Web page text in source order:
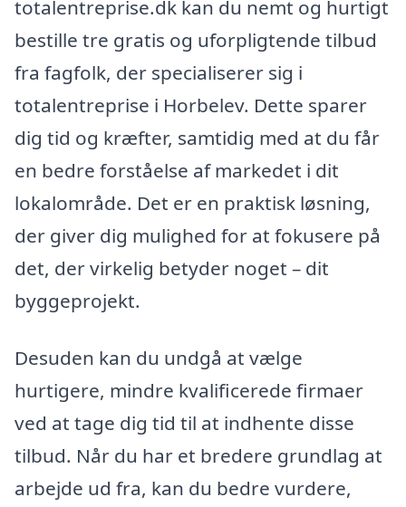
totalentreprise.dk kan du nemt og hurtigt
bestille tre gratis og uforpligtende tilbud
fra fagfolk, der specialiserer sig i
totalentreprise i Horbelev. Dette sparer
dig tid og kræfter, samtidig med at du får
en bedre forståelse af markedet i dit
lokalområde. Det er en praktisk løsning,
der giver dig mulighed for at fokusere på
det, der virkelig betyder noget – dit
byggeprojekt.
Desuden kan du undgå at vælge
hurtigere, mindre kvalificerede firmaer
ved at tage dig tid til at indhente disse
tilbud. Når du har et bredere grundlag at
arbejde ud fra, kan du bedre vurdere,